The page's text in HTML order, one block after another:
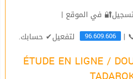
|
96.609.606 لتفعيل✔ حسابك.
ÉTUDE EN LIGNE /